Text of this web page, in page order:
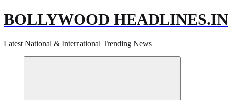
BOLLYWOOD HEADLINES.IN
Latest National & International Trending News